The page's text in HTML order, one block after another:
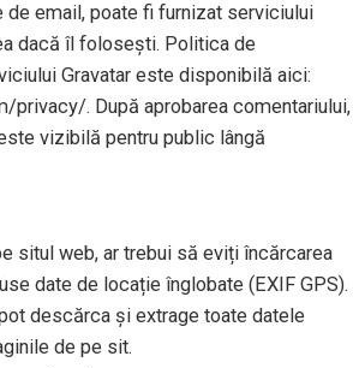
de email, poate fi furnizat serviciului
dacă îl folosești. Politica de
Gravatar este disponibilă aici:
privacy/. După aprobarea comentariului,
vizibilă pentru public lângă
situl web, ar trebui să eviți încărcarea
date de locație înglobate (EXIF GPS).
descărca și extrage toate datele
de pe sit.